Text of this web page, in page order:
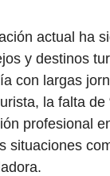
actual ha
y destinos
con largas
la falta
profesional
situaciones